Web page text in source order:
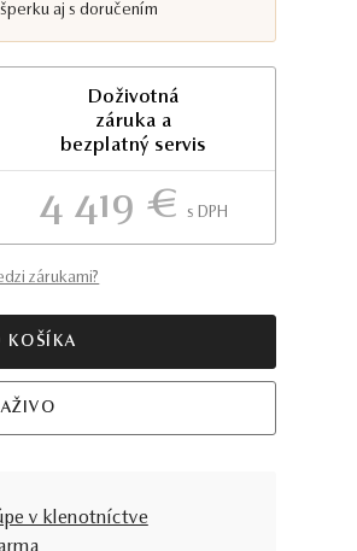
aj s doručením
Doživotná
záruka a
bezplatný servis
4 419 € S DPH
zárukami?
KOŠÍKA
v klenotníctve